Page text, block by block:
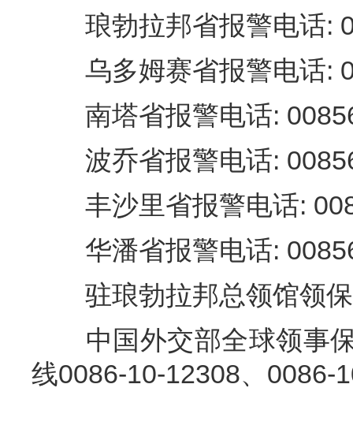
琅勃拉邦省报警电话:
乌多姆赛省报警电话:
南塔省报警电话:
波乔省报警电话:
丰沙里省报警电话:
华潘省报警电话:
驻琅勃拉邦总领馆领保
中国外交部全球领事保
线0086-10-12308、0086-